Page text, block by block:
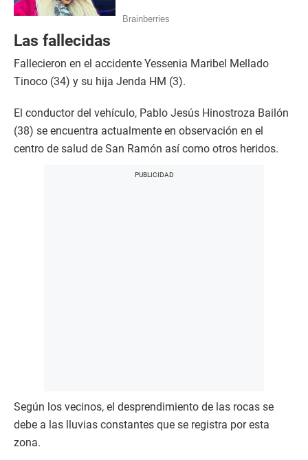
Las fallecidas
Fallecieron en el accidente Yessenia Maribel Mellado
Tinoco (34) y su hija Jenda HM (3).
El conductor del vehículo, Pablo Jesús Hinostroza Bailón
(38) se encuentra actualmente en observación en el
centro de salud de San Ramón así como otros heridos.
Según los vecinos, el desprendimiento de las rocas se
debe a las lluvias constantes que se registra por esta
zona.